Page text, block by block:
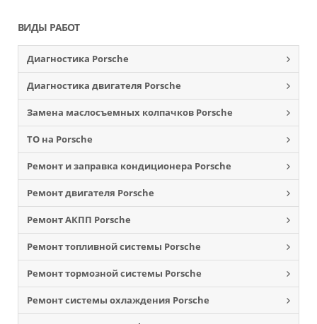
ВИДЫ РАБОТ
Диагностика Porsche
Диагностика двигателя Porsche
Замена маслосъемных колпачков Porsche
ТО на Porsche
Ремонт и заправка кондиционера Porsche
Ремонт двигателя Porsche
Ремонт АКПП Porsche
Ремонт топливной системы Porsche
Ремонт тормозной системы Porsche
Ремонт системы охлаждения Porsche